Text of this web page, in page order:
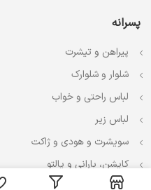
پسرانه
پیراهن و تیشرت
شلوار و شلوارک
لباس راحتی و خواب
لباس زیر
سویشرت و هودی و ژاکت
کاپشن، بارانی و پالتو